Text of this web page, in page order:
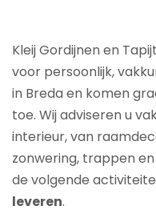
Kleij Gordijnen en
voor persoonlijk,
in Breda en komen
toe. Wij adviseren u
interieur, van
zonwering, trappen
de volgende
leveren.